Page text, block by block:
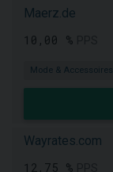
Maerz.de
10,00 %
Mode & Accessoires
Wayrates.com
12,75 %